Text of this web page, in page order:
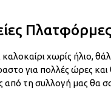
Πλατφόρμες
καλοκαίρι χωρίς ήλιο,
για πολλές ώρες
από τη συλλογή μας θα